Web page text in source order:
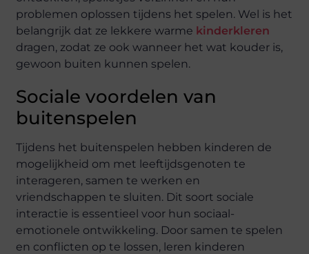
problemen oplossen tijdens het spelen. Wel is het
belangrijk dat ze lekkere warme kinderkleren
dragen, zodat ze ook wanneer het wat kouder is,
gewoon buiten kunnen spelen.
Sociale voordelen van
buitenspelen
Tijdens het buitenspelen hebben kinderen de
mogelijkheid om met leeftijdsgenoten te
interageren, samen te werken en
vriendschappen te sluiten. Dit soort sociale
interactie is essentieel voor hun sociaal-
emotionele ontwikkeling. Door samen te spelen
en conflicten op te lossen, leren kinderen